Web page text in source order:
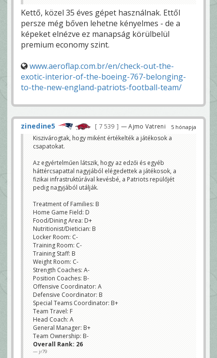
Kettő, közel 35 éves gépet használnak. Ettől
persze még bőven lehetne kényelmes - de a
képeket elnézve ez manapság körülbelül
premium economy szint.
www.aeroflap.com.br/en/check-out-the-
exotic-interior-of-the-boeing-767-belonging-
to-the-new-england-patriots-football-team/
5 hónapja
zinedine5 7 539 — Ajmo Vatreni
Kiszivárogtak, hogy miként értékelték a játékosok a
csapatokat.
Az egyértelműen látszik, hogy az edzői és egyéb
háttércsapattal nagyjából elégedettek a játékosok, a
fizikai infrastruktúrával kevésbé, a Patriots repülőjét
pedig nagyjából utálják.
Treatment of Families: B
Home Game Field: D
Food/Dining Area: D+
Nutritionist/Dietician: B
Locker Room: C-
Training Room: C-
Training Staff: B
Weight Room: C-
Strength Coaches: A-
Position Coaches: B-
Offensive Coordinator: A
Defensive Coordinator: B
Special Teams Coordinator: B+
Team Travel: F
Head Coach: A
General Manager: B+
Team Ownership: B-
Overall Rank: 26
jr79